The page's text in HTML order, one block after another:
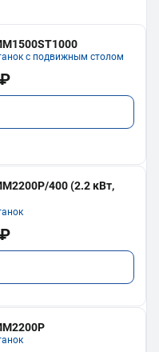
с подвижным столом
400 (2.2 кВт,